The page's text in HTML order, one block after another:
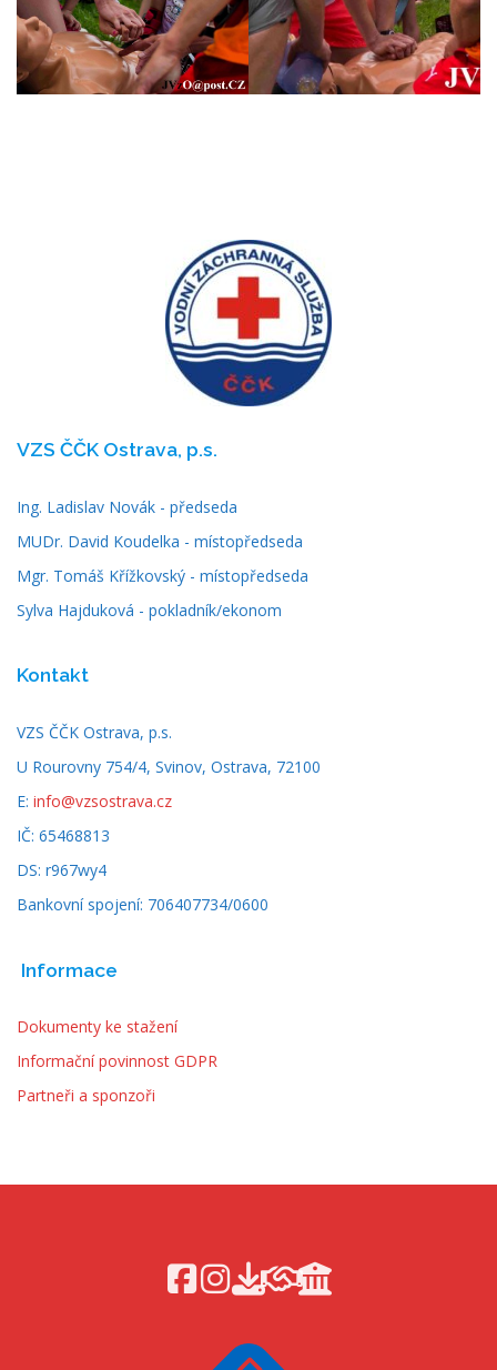
VZS ČČK Ostrava, p.s.
Ing. Ladislav Novák - předseda
MUDr. David Koudelka - místopředseda
Mgr. Tomáš Křížkovský - místopředseda
Sylva Hajduková - pokladník/ekonom
Kontakt
VZS ČČK Ostrava, p.s.
U Rourovny 754/4, Svinov, Ostrava, 72100
E: info@vzsostrava.cz
IČ: 65468813
DS: r967wy4
Bankovní spojení: 706407734/0600
Informace
Dokumenty ke stažení
Informační povinnost GDPR
Partneři a sponzoři